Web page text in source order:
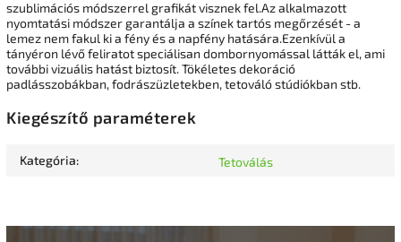
szublimációs módszerrel grafikát visznek fel.Az alkalmazott
nyomtatási módszer garantálja a színek tartós megőrzését - a
lemez nem fakul ki a fény és a napfény hatására.Ezenkívül a
tányéron lévő feliratot speciálisan dombornyomással látták el, ami
további vizuális hatást biztosít. Tökéletes dekoráció
padlásszobákban, fodrászüzletekben, tetováló stúdiókban stb.
Kiegészítő paraméterek
Kategória: Tetoválás